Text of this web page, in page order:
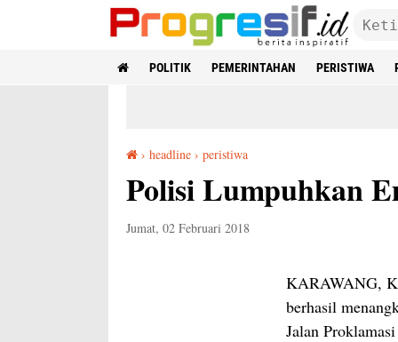
POLITIK PEMERINTAHAN PERISTIWA
› headline › peristiwa
Polisi Lumpuhkan
Jumat, 02 Februari 2018
KARAWANG,
berhasil
Jalan